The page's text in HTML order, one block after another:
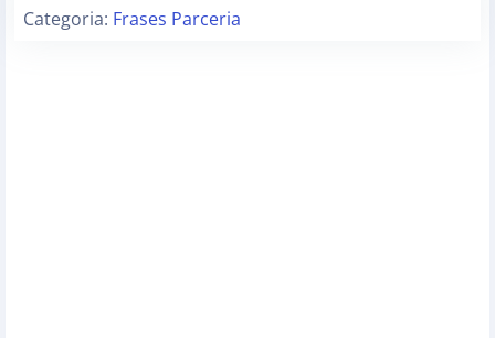
Categoria: Frases Parceria